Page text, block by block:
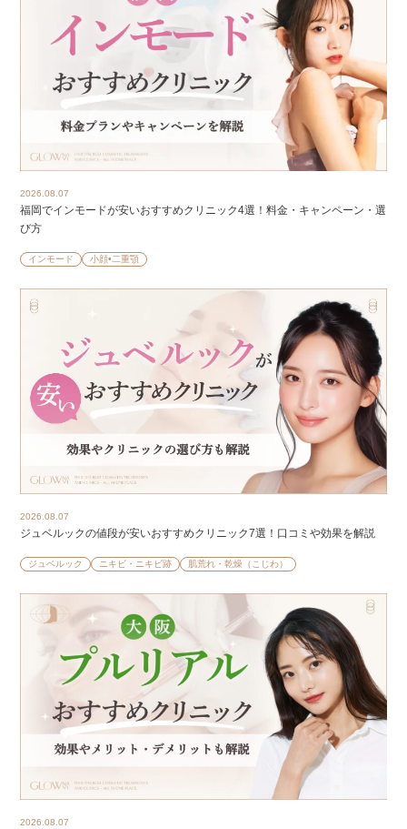
2026.08.07
福岡でインモードが安いおすすめクリニック4選！料金・キャンペーン・選
び方
インモード 小顔•二重顎
2026.08.07
ジュベルックの値段が安いおすすめクリニック7選！口コミや効果を解説
ジュベルック ニキビ・ニキビ跡 肌荒れ・乾燥（こじわ）
2026.08.07